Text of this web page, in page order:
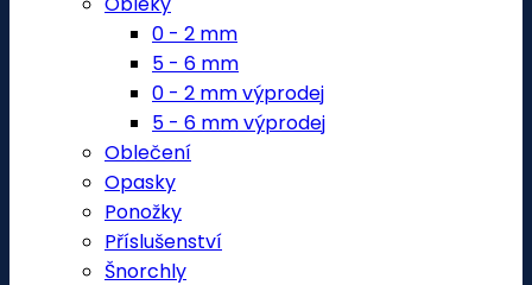
0 - 2 mm
5 - 6 mm
0 - 2 mm výprodej
5 - 6 mm výprodej
Oblečení
Opasky
Ponožky
Příslušenství
Šnorchly